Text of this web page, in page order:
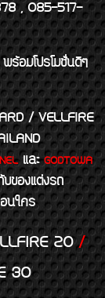
, 085-517-
ร้อมโปรโมชั่นดีๆ
/ VELLFIRE
และGODTOWA
บของแต่งรถ
นใคร
20/
30